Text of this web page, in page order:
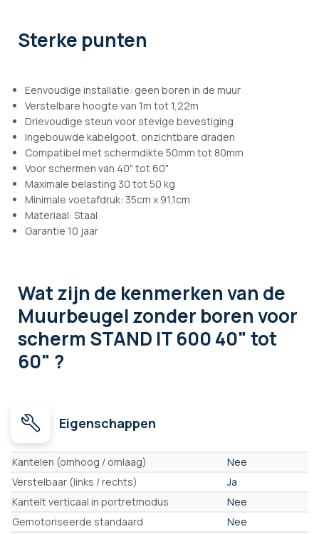
Sterke punten
Eenvoudige installatie: geen boren in de muur
Verstelbare hoogte van 1m tot 1,22m
Drievoudige steun voor stevige bevestiging
Ingebouwde kabelgoot, onzichtbare draden
Compatibel met schermdikte 50mm tot 80mm
Voor schermen van 40" tot 60"
Maximale belasting 30 tot 50 kg
Minimale voetafdruk: 35cm x 91,1cm
Materiaal: Staal
Garantie 10 jaar
Wat zijn de kenmerkenvan de
Muurbeugel zonder boren voor
scherm STAND IT 600 40" tot
60" ?
Eigenschappen
Eigenschappen
Kantelen (omhoog / omlaag)
Nee
Verstelbaar (links / rechts)
Ja
Kantelt verticaal in portretmodus
Nee
Gemotoriseerde standaard
Nee